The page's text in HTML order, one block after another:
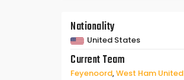
Nationality
United States
Current Team
Feyenoord,West Ham United